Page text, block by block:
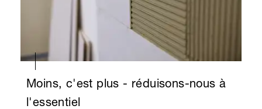
Moins, c'est plus - réduisons-nous à
l'essentiel